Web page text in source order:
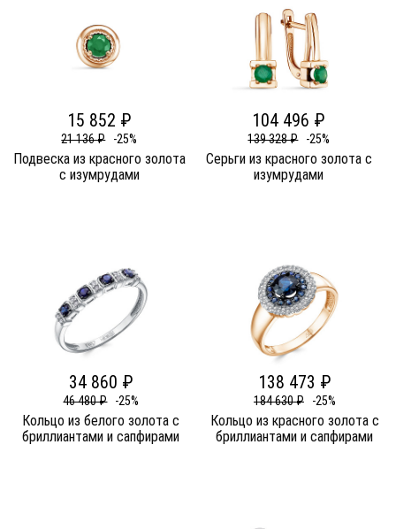
15 852 ₽
21 136 ₽ -25%
Подвеска из красного золота
c изумрудами
104 496 ₽
139 328 ₽ -25%
Серьги из красного золота c
изумрудами
34 860 ₽
46 480 ₽ -25%
Кольцо из белого золота c
бриллиантами и сапфирами
138 473 ₽
184 630 ₽ -25%
Кольцо из красного золота c
бриллиантами и сапфирами